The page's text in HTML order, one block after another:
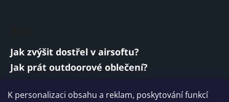
K personalizaci obsahu a reklam, poskytování funkcí
Jak zvýšit dostřel v airsoftu?
Jak prát outdoorové oblečení?
Vojenská a armádní sluchátka: co musí